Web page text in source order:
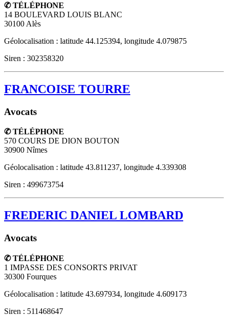
✆ TÉLÉPHONE
14 BOULEVARD LOUIS BLANC
30100 Alès
Géolocalisation : latitude 44.125394, longitude 4.079875
Siren : 302358320
FRANCOISE TOURRE
Avocats
✆ TÉLÉPHONE
570 COURS DE DION BOUTON
30900 Nîmes
Géolocalisation : latitude 43.811237, longitude 4.339308
Siren : 499673754
FREDERIC DANIEL LOMBARD
Avocats
✆ TÉLÉPHONE
1 IMPASSE DES CONSORTS PRIVAT
30300 Fourques
Géolocalisation : latitude 43.697934, longitude 4.609173
Siren : 511468647